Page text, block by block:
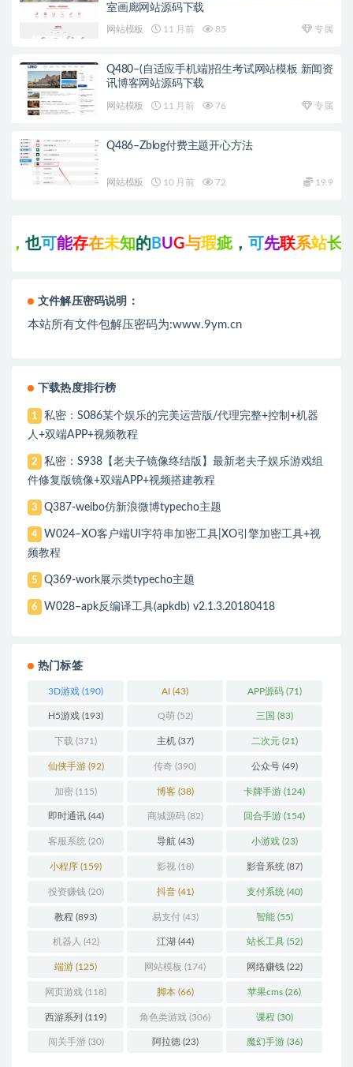
室画廊网站源码下载
网站模板 11 月前 85 专属
Q480–(自适应手机端)招生考试网站模板 新闻资
讯博客网站源码下载
网站模板 11 月前 76 专属
Q486–Zblog付费主题开心方法
网站模板 10 月前 72 19.9
也可能存在未知的BUG与瑕疵，可先联系站长咨询
文件解压密码说明：
本站所有文件包解压密码为:www.9ym.cn
下载热度排行榜
1
私密：S086某个娱乐的完美运营版/代理完整+控制+机器
人+双端APP+视频教程
2
私密：S938【老夫子镜像终结版】最新老夫子娱乐游戏组
件修复版镜像+双端APP+视频搭建教程
3 Q387-weibo仿新浪微博typecho主题
4
W024–XO客户端UI字符串加密工具|XO引擎加密工具+视
频教程
5 Q369-work展示类typecho主题
6 W028–apk反编译工具(apkdb) v2.1.3.20180418
热门标签
3D游戏 (190) AI (43) APP源码(71)
H5游戏 (193) Q萌 (52) 三国 (83)
下载 (371) 主机(37) 二次元(21)
仙侠手游(92) 传奇 (390) 公众号(49)
加密 (115) 博客(38) 卡牌手游 (124)
即时通讯(44) 商城源码(82) 回合手游 (154)
客服系统 (20) 导航(43) 小游戏(23)
小程序 (159) 影视(18) 影音系统 (87)
投资赚钱 (20) 抖音(41) 支付系统 (40)
教程 (893) 易支付(43) 智能(55)
机器人 (42) 江湖 (44) 站长工具(52)
端游 (125) 网站模板 (174) 网络赚钱(22)
网页游戏 (118) 脚本(66) 苹果cms (26)
西游系列 (119) 角色类游戏 (306) 课程 (30)
闯关手游(30) 阿拉德(23) 魔幻手游(36)